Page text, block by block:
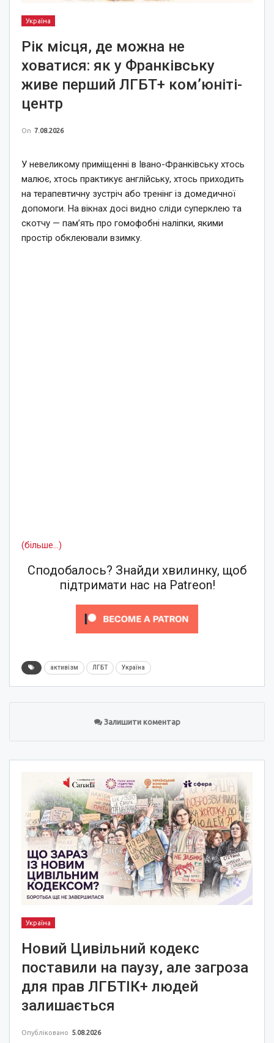
Україна
Рік місця, де можна не
ховатися: як у Франківську
живе перший ЛГБТ+ ком’юніті-
центр
On 7.08.2026
У невеликому приміщенні в Івано-Франківську хтось
малює, хтось практикує англійську, хтось приходить
на терапевтичну зустріч або тренінг із домедичної
допомоги. На вікнах досі видно сліди суперклею та
скотчу — пам’ять про гомофобні наліпки, якими
простір обклеювали взимку.
(більше…)
Сподобалось? Знайди хвилинку, щоб
підтримати нас на Patreon!
активізм ЛГБТ Україна
Залишити коментар
Україна
Новий Цивільний кодекс
поставили на паузу, але загроза
для прав ЛГБТІК+ людей
залишається
Опубліковано 5.08.2026